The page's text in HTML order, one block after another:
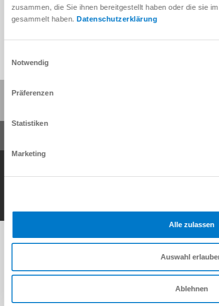
zusammen, die Sie ihnen bereitgestellt haben oder die sie
gesammelt haben. Datenschutzerklärung
Notwendig
Präferenzen
Statistiken
Marketing
Alle zulassen
Auswahl
Ablehnen
Télécharger